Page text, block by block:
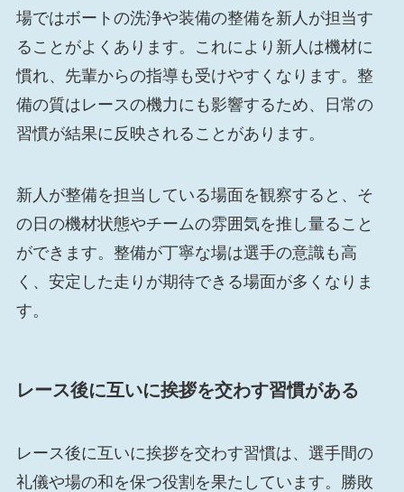
場ではボートの洗浄や装備の整備を新人が担当す
ることがよくあります。これにより新人は機材に
慣れ、先輩からの指導も受けやすくなります。整
備の質はレースの機力にも影響するため、日常の
習慣が結果に反映されることがあります。
新人が整備を担当している場面を観察すると、そ
の日の機材状態やチームの雰囲気を推し量ること
ができます。整備が丁寧な場は選手の意識も高
く、安定した走りが期待できる場面が多くなりま
す。
レース後に互いに挨拶を交わす習慣がある
レース後に互いに挨拶を交わす習慣は、選手間の
礼儀や場の和を保つ役割を果たしています。勝敗